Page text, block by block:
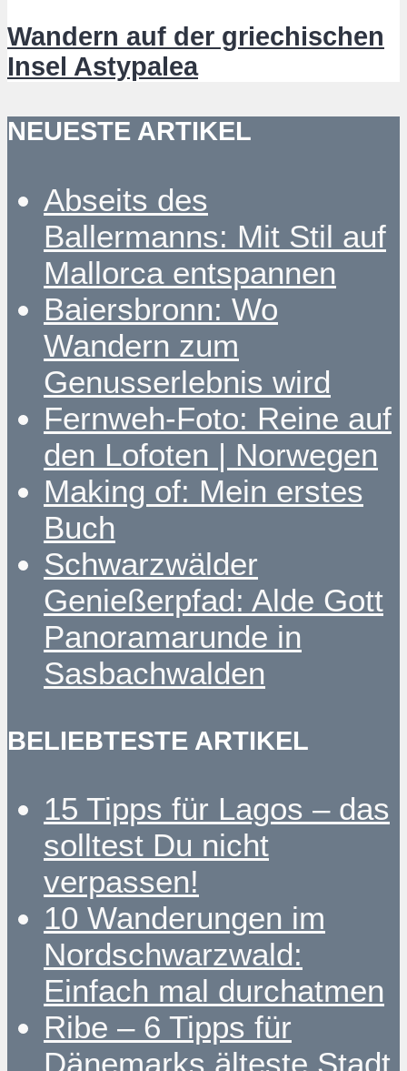
Wandern auf der griechischen
Insel Astypalea
NEUESTE ARTIKEL
Abseits des
Ballermanns: Mit Stil auf
Mallorca entspannen
Baiersbronn: Wo
Wandern zum
Genusserlebnis wird
Fernweh-Foto: Reine auf
den Lofoten | Norwegen
Making of: Mein erstes
Buch
Schwarzwälder
Genießerpfad: Alde Gott
Panoramarunde in
Sasbachwalden
BELIEBTESTE ARTIKEL
15 Tipps für Lagos – das
solltest Du nicht
verpassen!
10 Wanderungen im
Nordschwarzwald:
Einfach mal durchatmen
Ribe – 6 Tipps für
Dänemarks älteste Stadt